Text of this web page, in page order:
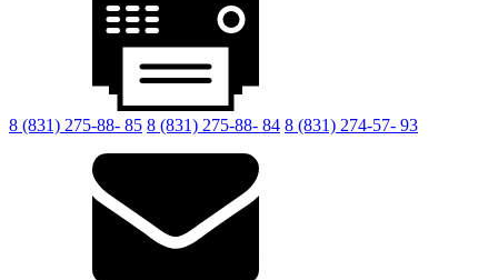
8 (831) 275-88- 85 8 (831) 275-88- 84 8 (831) 274-57- 93